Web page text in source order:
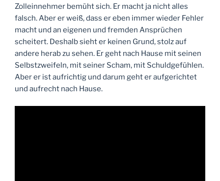
Zolleinnehmer bemüht sich. Er macht ja nicht alles
falsch. Aber er weiß, dass er eben immer wieder Fehler
macht und an eigenen und fremden Ansprüchen
scheitert. Deshalb sieht er keinen Grund, stolz auf
andere herab zu sehen. Er geht nach Hause mit seinen
Selbstzweifeln, mit seiner Scham, mit Schuldgefühlen.
Aber er ist aufrichtig und darum geht er aufgerichtet
und aufrecht nach Hause.